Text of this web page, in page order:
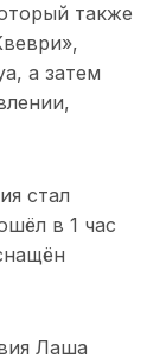
также
а затем
стал
в 1 час
Лаша